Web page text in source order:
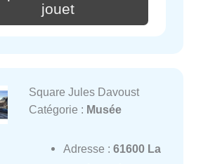
jouet
Square Jules Davoust
Catégorie : Musée
Adresse : 61600 La